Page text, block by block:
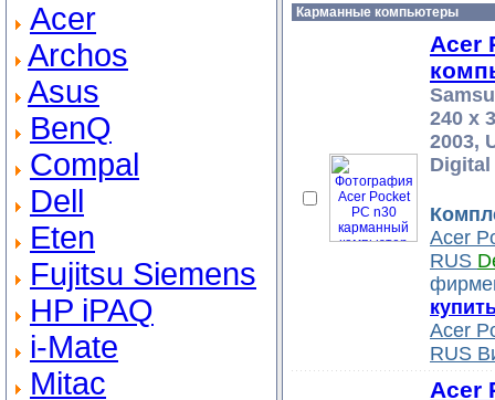
Acer
Archos
Asus
BenQ
Compal
Dell
Eten
Fujitsu Siemens
HP iPAQ
i-Mate
Mitac
Карманные компьютеры
Acer
240 x
2003,
Digital
Acer
RUS
Acer
RUS
Acer